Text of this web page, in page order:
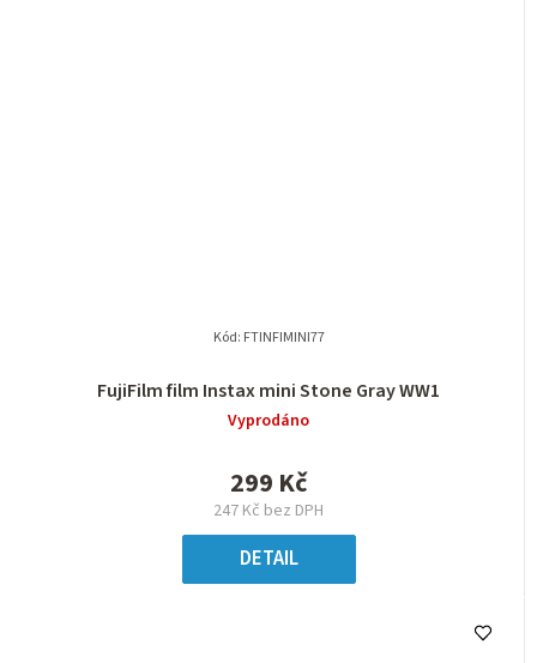
FujiFilm film Instax mini Stone Gray WW1
Vyprodáno
247 Kč bez DPH
299 Kč
DETAIL
Kód: FTINFIMINI77